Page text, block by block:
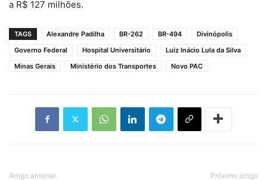
a R$ 127 milhões.
TAGS Alexandre Padilha BR-262 BR-494
Divinópolis
Governo Federal
Hospital Universitário
Luiz Inácio Lula da Silva
Minas Gerais
Ministério dos Transportes Novo PAC
Artigo anterior Próximo artigo